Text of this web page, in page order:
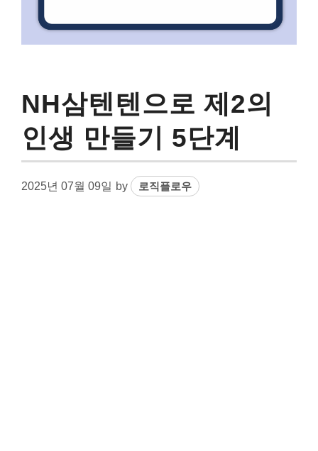
NH삼텐텐으로 제2의
인생 만들기 5단계
2025년 07월 09일 by 로직플로우